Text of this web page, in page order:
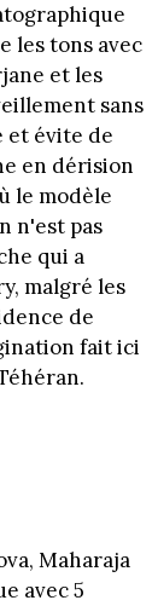
les tons avec
et les
sans
et évite de
en dérision
le modèle
n'est pas
qui a
malgré les
de
fait ici
Maharaja
avec 5